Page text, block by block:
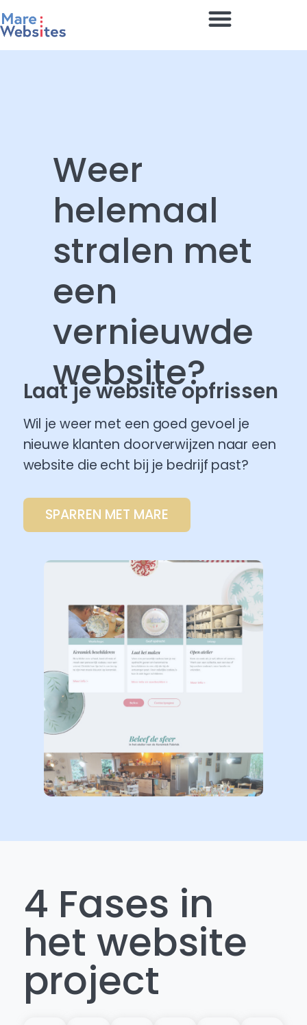
Weer
helemaal
stralen met
een
vernieuwde
website?
Laat je website opfrissen
Wil je weer met een goed gevoel je
nieuwe klanten doorverwijzen naar een
website die echt bij je bedrijf past?
SPARREN MET MARE
4 Fases in
het website
project